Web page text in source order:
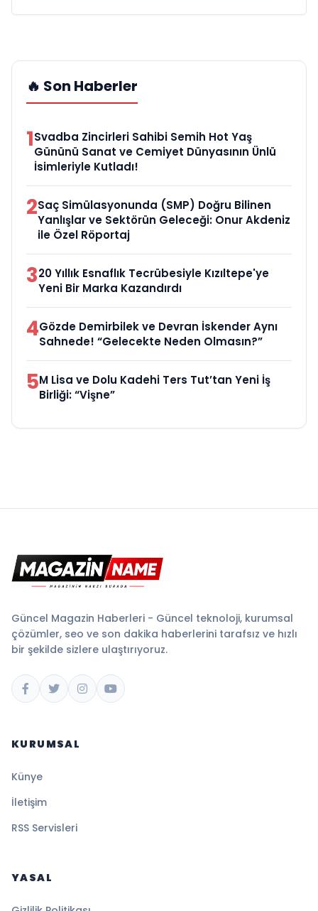
🔥 Son Haberler
1Svadba Zincirleri Sahibi Semih Hot Yaş
Gününü Sanat ve Cemiyet Dünyasının Ünlü
İsimleriyle Kutladı!
2Saç Simülasyonunda (SMP) Doğru Bilinen
Yanlışlar ve Sektörün Geleceği: Onur Akdeniz
ile Özel Röportaj
320 Yıllık Esnaflık Tecrübesiyle Kızıltepe'ye
Yeni Bir Marka Kazandırdı
4Gözde Demirbilek ve Devran İskender Aynı
Sahnede! “Gelecekte Neden Olmasın?”
5M Lisa ve Dolu Kadehi Ters Tut’tan Yeni İş
Birliği: “Vişne”
Güncel Magazin Haberleri - Güncel teknoloji, kurumsal
çözümler, seo ve son dakika haberlerini tarafsız ve hızlı
bir şekilde sizlere ulaştırıyoruz.
KURUMSAL
Künye
İletişim
RSS Servisleri
YASAL